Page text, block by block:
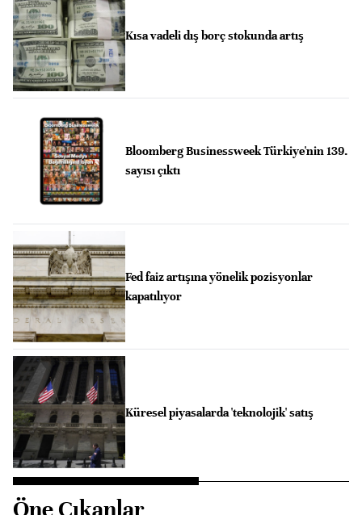
Kısa vadeli dış borç stokunda artış
Bloomberg Businessweek Türkiye'nin 139.
sayısı çıktı
Fed faiz artışına yönelik pozisyonlar
kapatılıyor
Küresel piyasalarda 'teknolojik' satış
Öne Çıkanlar